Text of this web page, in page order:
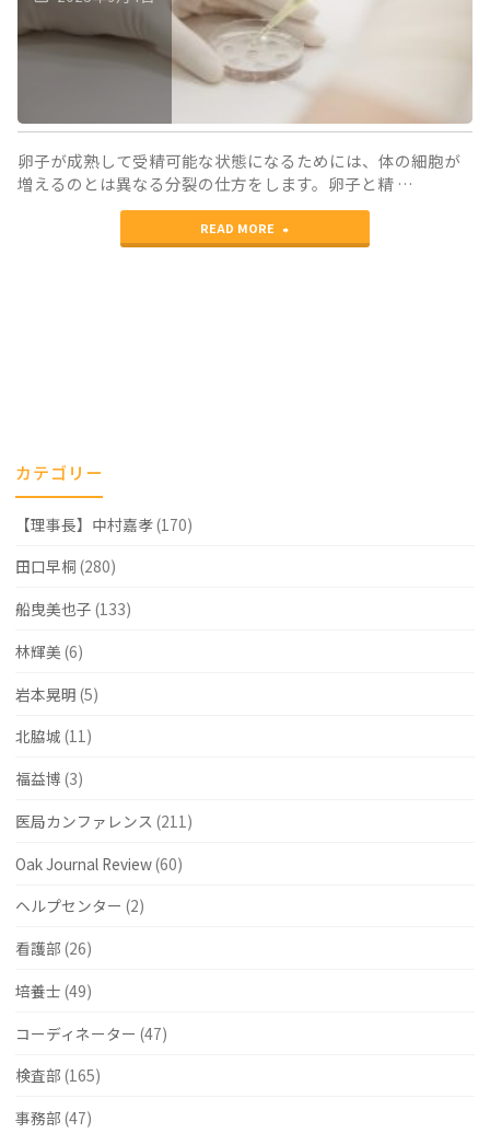
染
色
が
失
わ
れ
卵子が成熟して受精可能な状態になるためには、体の細胞が
増えるのとは異なる分裂の仕方をします。卵子と精 …
READ MORE
"卵
カテゴリー
【理事長】中村嘉孝(170)
田口早桐 (280)
船曳美也子 (133)
林輝美 (6)
岩本晃明 (5)
北脇城 (11)
福益博 (3)
医局カンファレンス (211)
Oak Journal Review(60)
ヘルプセンター (2)
看護部 (26)
培養士 (49)
コーディネーター (47)
検査部 (165)
事務部 (47)